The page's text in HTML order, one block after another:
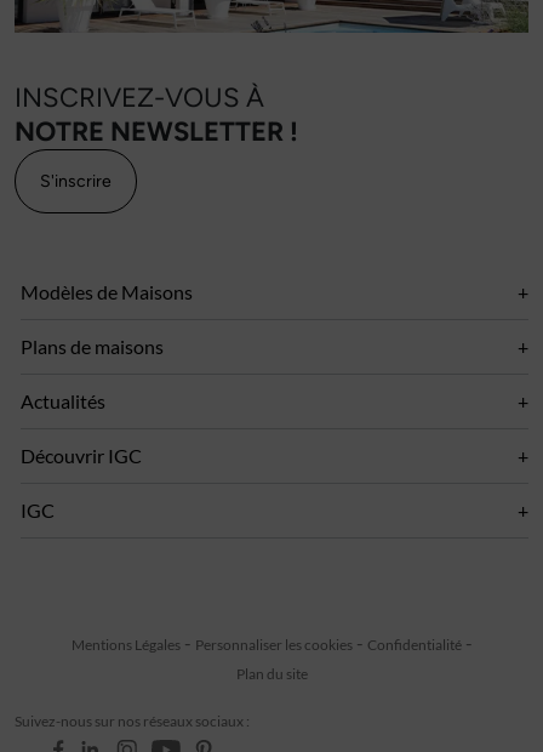
INSCRIVEZ-VOUS À
NOTRE NEWSLETTER !
S'inscrire
Modèles de Maisons
Plans de maisons
Actualités
Découvrir IGC
IGC
Suivez-nous sur nos réseaux sociaux :
Mentions Légales Personnaliser les cookies
Confidentialité
Plan du site